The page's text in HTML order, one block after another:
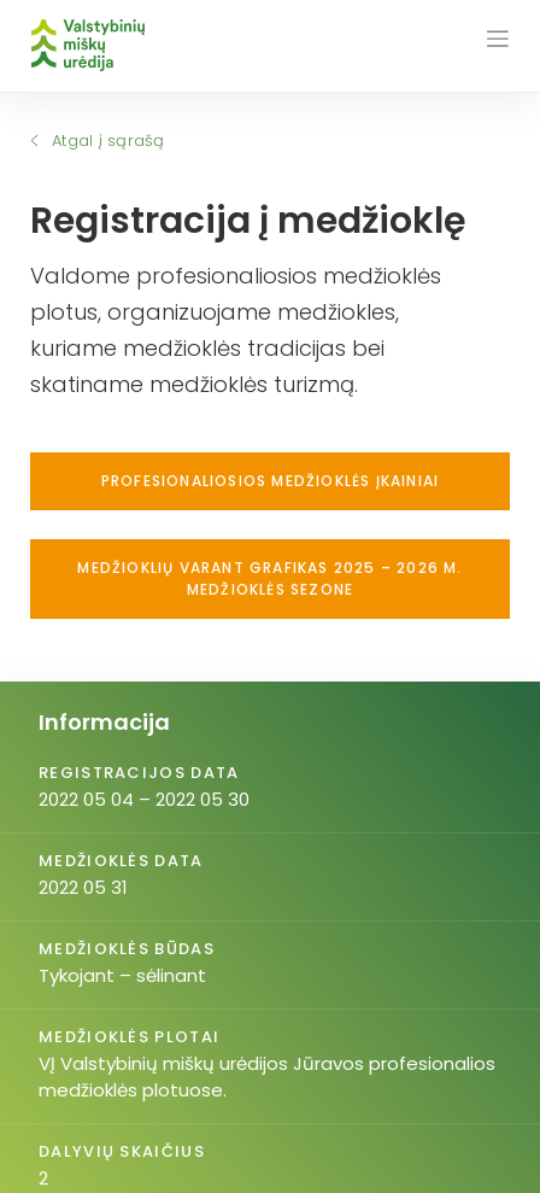
Atgal į sąrašą
Registracija į medžioklę
Valdome profesionaliosios medžioklės
plotus, organizuojame medžiokles,
kuriame medžioklės tradicijas bei
skatiname medžioklės turizmą.
PROFESIONALIOSIOS MEDŽIOKLĖS ĮKAINIAI
MEDŽIOKLIŲ VARANT GRAFIKAS 2025 – 2026 M.
MEDŽIOKLĖS SEZONE
Informacija
REGISTRACIJOS DATA
2022 05 04 – 2022 05 30
MEDŽIOKLĖS DATA
2022 05 31
MEDŽIOKLĖS BŪDAS
Tykojant – sėlinant
MEDŽIOKLĖS PLOTAI
VĮ Valstybinių miškų urėdijos Jūravos profesionalios
medžioklės plotuose.
DALYVIŲ SKAIČIUS
2